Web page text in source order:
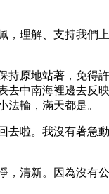
理解、支持我們
原地站著，免
中南海裡邊去反
輪，滿天都是。
啦。我沒有著急
清新。因為沒有